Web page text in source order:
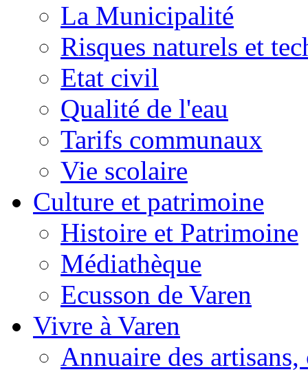
La Municipalité
Risques naturels et
Etat civil
Qualité de l'eau
Tarifs communaux
Vie scolaire
Culture et patrimoine
Histoire et Patrimoine
Médiathèque
Ecusson de Varen
Vivre à Varen
Annuaire des